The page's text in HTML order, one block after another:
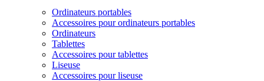
Ordinateurs portables
Accessoires pour ordinateurs portables
Ordinateurs
Tablettes
Accessoires pour tablettes
Liseuse
Accessoires pour liseuse